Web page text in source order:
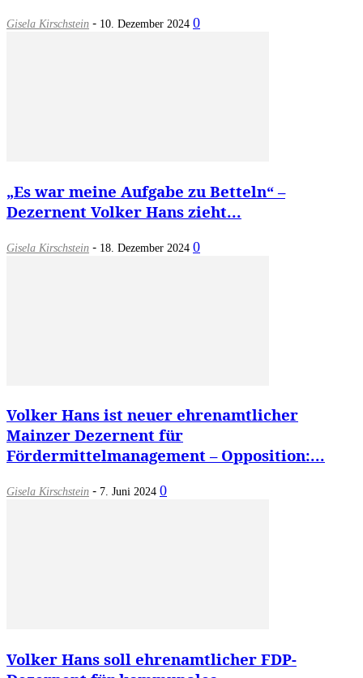
Gisela Kirschstein - 10. Dezember 2024 0
„Es war meine Aufgabe zu Betteln“ –
Dezernent Volker Hans zieht...
Gisela Kirschstein - 18. Dezember 2024 0
Volker Hans ist neuer ehrenamtlicher
Mainzer Dezernent für
Fördermittelmanagement – Opposition:...
Gisela Kirschstein - 7. Juni 2024 0
Volker Hans soll ehrenamtlicher FDP-